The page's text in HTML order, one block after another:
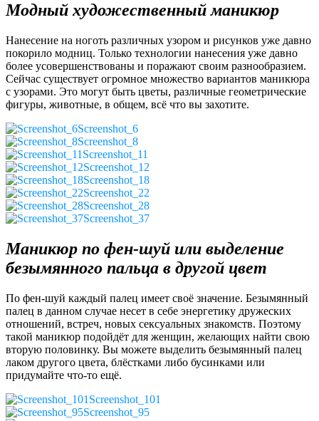
Модный художественный маникюр
Нанесение на ноготь различных узором и рисунков уже давно
покорило модниц. Только технологии нанесения уже давно
более усовершенствованы и поражают своим разнообразием.
Сейчас существует огромное множество вариантов маникюра
с узорами. Это могут быть цветы, различные геометрические
фигуры, животные, в общем, всё что вы захотите.
Screenshot_6
Screenshot_8
Screenshot_11
Screenshot_12
Screenshot_18
Screenshot_22
Screenshot_28
Screenshot_37
Маникюр по фен-шуй или выделение
безымянного пальца в другой цвет
По фен-шуй каждый палец имеет своё значение. Безымянный
палец в данном случае несет в себе энергетику дружеских
отношений, встреч, новых сексуальных знакомств. Поэтому
такой маникюр подойдёт для женщин, желающих найти свою
вторую половинку. Вы можете выделить безымянный палец
лаком другого цвета, блёстками либо бусинками или
придумайте что-то ещё.
Screenshot_101
Screenshot_95